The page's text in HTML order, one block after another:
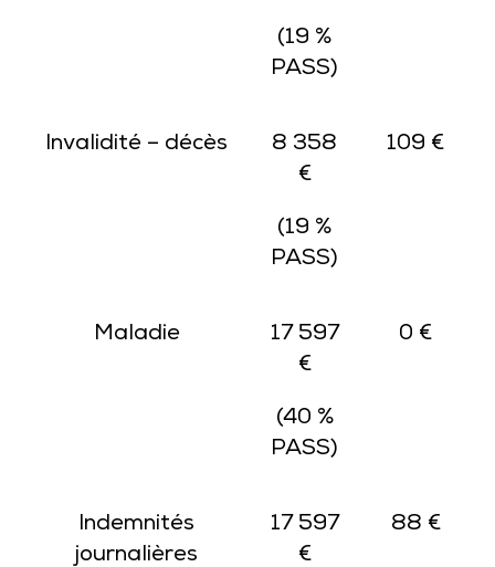
(19 %
PASS)
Invalidité – décès
8 358
€
(19 %
PASS)
109 €
Maladie
17 597
€
(40 %
PASS)
0 €
Indemnités
journalières
17 597
€
88 €